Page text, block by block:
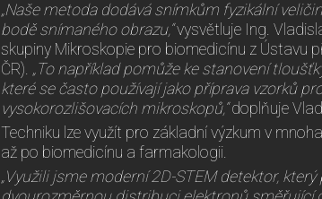
„Naše metoda dodává snímkům fyzikální
bodě snímaného obrazu,“vysvětluje Ing.
skupiny Mikroskopie pro biomedicínu z Ústavu
ČR). „To například pomůže ke stanovení
které se často používají jako příprava vzorků
vysokorozlišovacích mikroskopů,“doplňuje
Techniku lze využít pro základní výzkum v
až po biomedicínu a farmakologii.
„Využili jsme moderní 2D-STEM detektor,